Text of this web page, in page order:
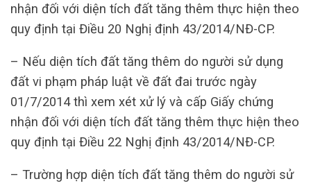
nhận đối với diện tích đất tăng thêm thực hiện theo
quy định tại Điều 20 Nghị định 43/2014/NĐ-CP.
– Nếu diện tích đất tăng thêm do người sử dụng
đất vi phạm pháp luật về đất đai trước ngày
01/7/2014 thì xem xét xử lý và cấp Giấy chứng
nhận đối với diện tích đất tăng thêm thực hiện theo
quy định tại Điều 22 Nghị định 43/2014/NĐ-CP.
– Trường hợp diện tích đất tăng thêm do người sử